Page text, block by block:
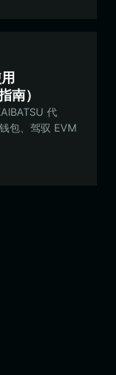
南）
代
包、驾驭 EVM